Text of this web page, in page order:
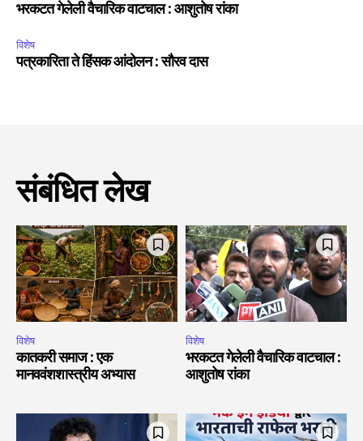
भरकटत गेलेली वैचारिक वाटचाल : आशुतोष रांका
विशेष
पत्रकारिता ते हिंसक आंदोलन : सौरव दास
संबंधित लेख
विशेष
कातकरी समाज : एक
मानववंशशास्त्रीय अभ्यास
विशेष
भरकटत गेलेली वैचारिक वाटचाल :
आशुतोष रांका